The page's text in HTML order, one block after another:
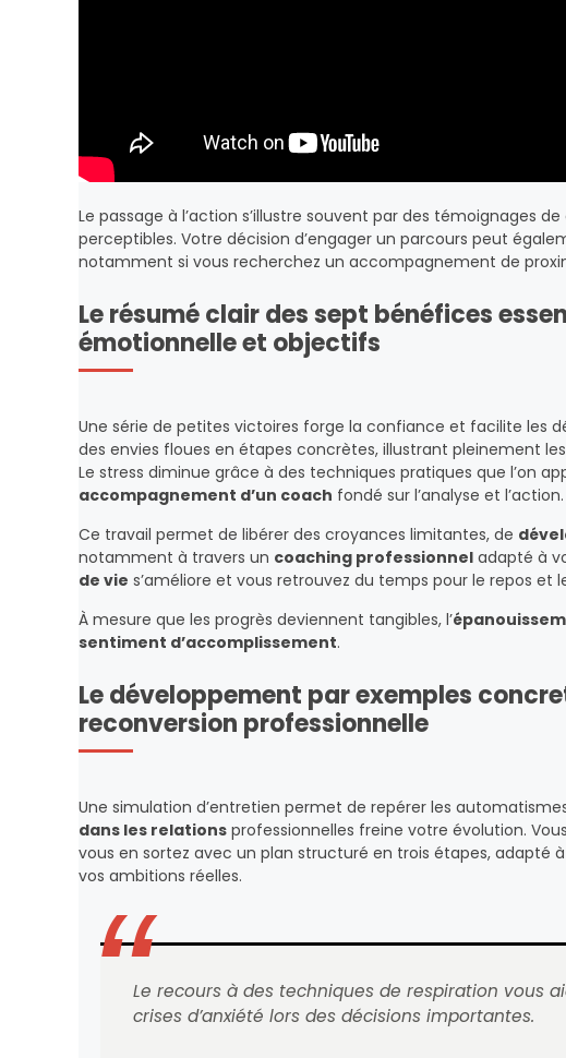
Le passage à l’action s’illustre souvent par des témoignages
perceptibles. Votre décision d’engager un parcours peut
notamment si vous recherchez un accompagnement de
Le résumé clair des sept bénéfices
émotionnelle et objectifs
Une série de petites victoires forge la confiance et facilite les
des envies floues en étapes concrètes, illustrant pleinement les
Le stress diminue grâce à des techniques pratiques que l’on
accompagnement d’un coach fondé sur l’analyse et l’action.
Ce travail permet de libérer des croyances limitantes, de
notamment à travers un coaching professionnel adapté à
de vie s’améliore et vous retrouvez du temps pour le repos et
À mesure que les progrès deviennent tangibles, l’
sentiment d’accomplissement.
Le développement par exemples
reconversion professionnelle
Une simulation d’entretien permet de repérer les
dans les relations professionnelles freine votre évolution.
vous en sortez avec un plan structuré en trois étapes, adapté
vos ambitions réelles.
Le recours à des techniques de respiration vous
crises d’anxiété lors des décisions importantes.